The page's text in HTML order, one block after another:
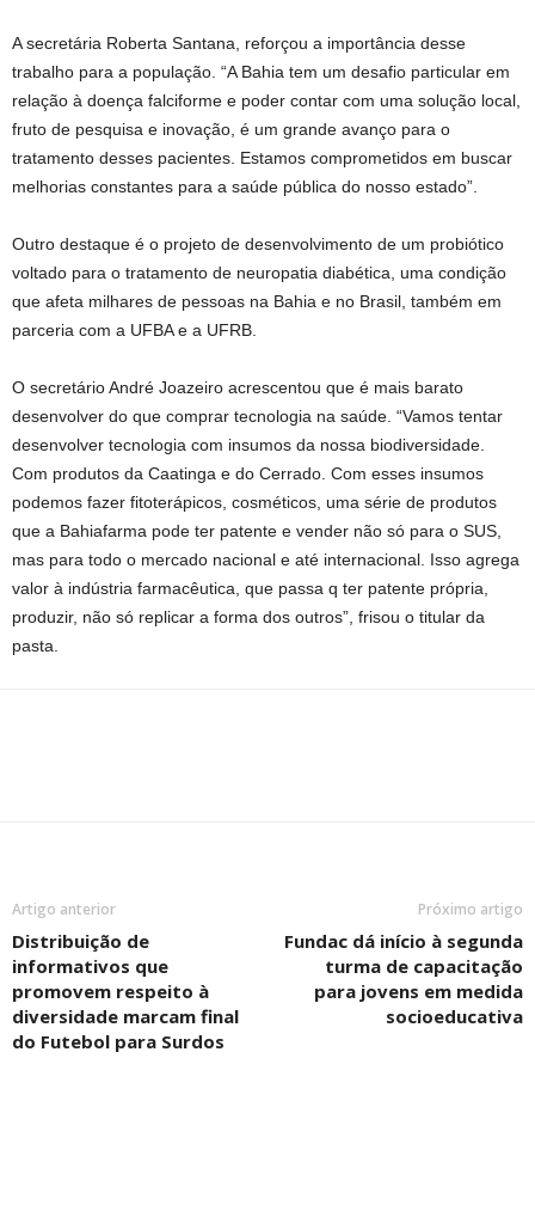
A secretária Roberta Santana, reforçou a importância desse
trabalho para a população. “A Bahia tem um desafio particular em
relação à doença falciforme e poder contar com uma solução local,
fruto de pesquisa e inovação, é um grande avanço para o
tratamento desses pacientes. Estamos comprometidos em buscar
melhorias constantes para a saúde pública do nosso estado”.
Outro destaque é o projeto de desenvolvimento de um probiótico
voltado para o tratamento de neuropatia diabética, uma condição
que afeta milhares de pessoas na Bahia e no Brasil, também em
parceria com a UFBA e a UFRB.
O secretário André Joazeiro acrescentou que é mais barato
desenvolver do que comprar tecnologia na saúde. “Vamos tentar
desenvolver tecnologia com insumos da nossa biodiversidade.
Com produtos da Caatinga e do Cerrado. Com esses insumos
podemos fazer fitoterápicos, cosméticos, uma série de produtos
que a Bahiafarma pode ter patente e vender não só para o SUS,
mas para todo o mercado nacional e até internacional. Isso agrega
valor à indústria farmacêutica, que passa q ter patente própria,
produzir, não só replicar a forma dos outros”, frisou o titular da
pasta.
Artigo anterior
Distribuição de
informativos que
promovem respeito à
diversidade marcam final
do Futebol para Surdos
Próximo artigo
Fundac dá início à segunda
turma de capacitação
para jovens em medida
socioeducativa